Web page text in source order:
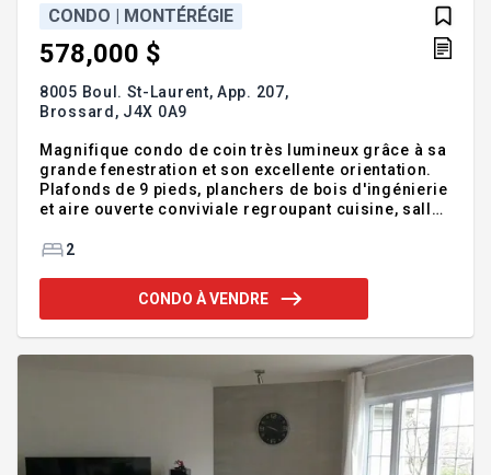
CONDO | MONTÉRÉGIE
578,000 $
8005 Boul. St-Laurent, App. 207,
Brossard, J4X 0A9
Magnifique condo de coin très lumineux grâce à sa
grande fenestration et son excellente orientation.
Plafonds de 9 pieds, planchers de bois d'ingénierie
et aire ouverte conviviale regroupant cuisine, salle
comptoirs en granit et électroménagers inclus.
chambre de bonne dimension et vaste salle de bain
avec douche vitrée séparée. Grand balcon avec vue
inclus. Ascenseur, piscine extérieure. Emplacement
2
CONDO À VENDRE